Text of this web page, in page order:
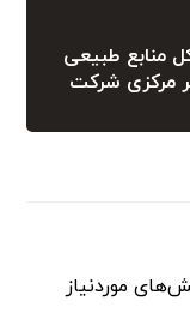
منابع طبیعی
مرکزی شرکت
موردنیاز